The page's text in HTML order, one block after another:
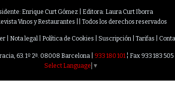
Enrique Curt Gómez | Editora: Laura Curt Iborra
Vinos y Restaurantes || Todos los derechos reservados
Nota legal Política de Cookies Suscripción Tarifas
63. 1º 2ª. 08008 Barcelona | 933 180 101 ¦ Fax 933 183 505
Select Language ▼